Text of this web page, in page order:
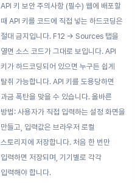
API 키 보안 주의사항 (필수) 웹에 배포할
때 API 키를 코드에 직접 넣는 하드코딩은
절대 금지입니다. F12 → Sources 탭을
열면 소스 코드가 그대로 보입니다. API
키가 하드코딩되어 있으면 누구든 쉽게
탈취 가능합니다. API 키를 도용당하면
과금 폭탄을 맞을 수 있습니다. 올바른
방법: 사용자가 직접 입력하는 설정 화면을
만들고, 입력값은 브라우저 로컬
스토리지에 저장합니다. 처음 한 번만
입력하면 저장되며, 기기별로 각각
입력해야 합니다.